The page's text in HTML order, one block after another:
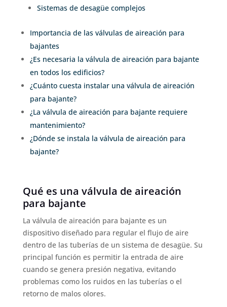
Sistemas de desagüe complejos
Importancia de las válvulas de aireación para
bajantes
¿Es necesaria la válvula de aireación para bajante
en todos los edificios?
¿Cuánto cuesta instalar una válvula de aireación
para bajante?
¿La válvula de aireación para bajante requiere
mantenimiento?
¿Dónde se instala la válvula de aireación para
bajante?
Qué es una válvula de aireación
para bajante
La válvula de aireación para bajante es un
dispositivo diseñado para regular el flujo de aire
dentro de las tuberías de un sistema de desagüe. Su
principal función es permitir la entrada de aire
cuando se genera presión negativa, evitando
problemas como los ruidos en las tuberías o el
retorno de malos olores.